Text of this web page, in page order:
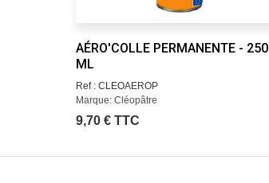
AÉRO'COLLE PERMANENTE - 250
ML
Ref : CLEOAEROP
Marque: Cléopâtre
9,70 € TTC